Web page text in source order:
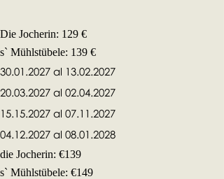
Die Jocherin: 129 €
s` Mühlstübele: 139 €
30.01.2027 al 13.02.2027
​20.03.2027 al 02.04.2027
15.15.2027 al 07.11.2027
04.12.2027 al 08.01.2028
die Jocherin: €139
s` Mühlstübele: €149